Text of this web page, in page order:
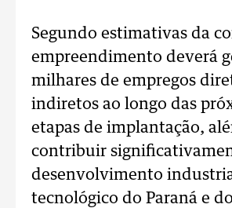
Segundo estimativas da
empreendimento deverá
milhares de empregos
indiretos ao longo das
etapas de implantação,
contribuir
desenvolvimento
tecnológico do Paraná e